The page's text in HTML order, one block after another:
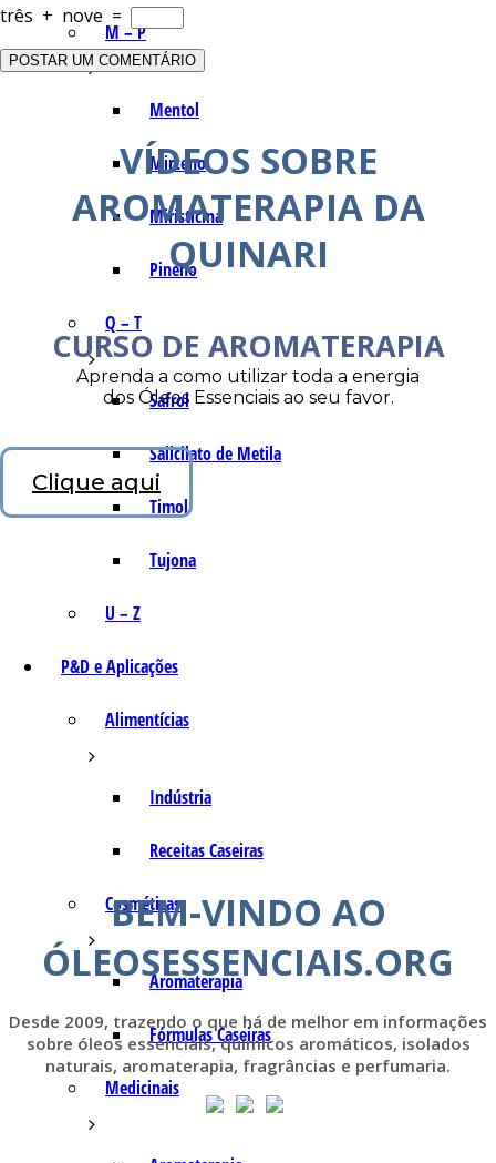
M – P
Mentol
Mirceno
Miristicina
Pineno
Q – T
Safrol
Salicilato de Metila
Timol
Tujona
U – Z
P&D e Aplicações
Alimentícias
Indústria
Receitas Caseiras
Cosméticas
Aromaterapia
Fórmulas Caseiras
Medicinais
três + nove =
VÍDEOS SOBRE
AROMATERAPIA DA
QUINARI
CURSO DE AROMATERAPIA
Aprenda a como utilizar toda a energia
dos Óleos Essenciais ao seu favor.
Clique aqui
BEM-VINDO AO
ÓLEOSESSENCIAIS.ORG
Desde 2009, trazendo o que há de melhor em informações
sobre óleos essenciais, químicos aromáticos, isolados
naturais, aromaterapia, fragrâncias e perfumaria.